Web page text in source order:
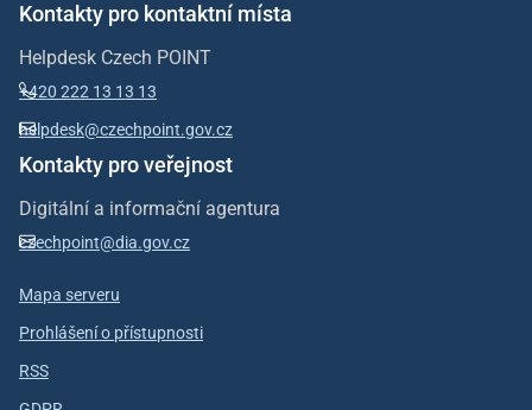
Kontakty pro kontaktní místa
Helpdesk Czech POINT
+420 222 13 13 13
helpdesk@czechpoint.gov.cz
Kontakty pro veřejnost
Digitální a informační agentura
czechpoint@dia.gov.cz
Mapa serveru
Prohlášení o přístupnosti
RSS